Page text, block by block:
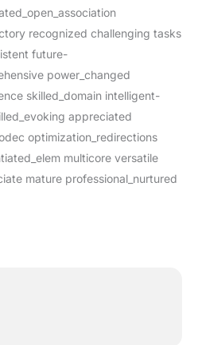
recognized challenging tasks
future-
power_changed
skilled_domain intelligent-
appreciated
optimization_redirections
multicore versatile
mature professional_nurtured